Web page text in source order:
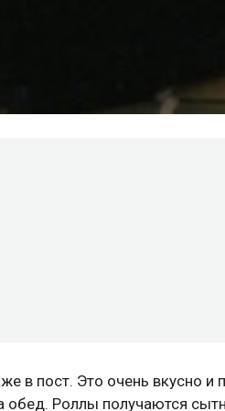
в пост. Это очень вкусно и
обед. Роллы получаются